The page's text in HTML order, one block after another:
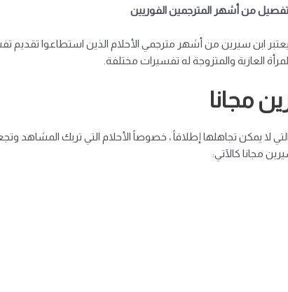
من أشهر المترجمين الفوريين
يعتبر ابن سيرين من أشهر مترجمي الأحلام الذين استطاعوا تقديم
العازبة والمتزوجة له ​​تفسيرات مختلفة.
مجانا
لا يمكن تجاهلها إطلاقاً ، خصوصاً الأحلام التي تربك المشاهد
مجانا كالآتي: